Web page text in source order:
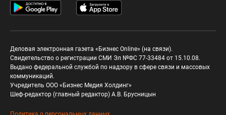
Деловая электронная газета «Бизнес Online» (на связи).
Свидетельство о регистрации СМИ Эл №ФС 77-33484 от 15.10.08.
Выдано федеральной службой по надзору в сфере связи и массовых
коммуникаций.
Учредитель ООО «Бизнес Медия Холдинг»
Шеф-редактор (главный редактор) А.В. Брусницын